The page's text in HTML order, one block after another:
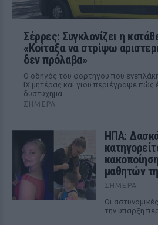
Σέρρες: Συγκλονίζει η
«Κοίταξα να στρίψω
δεν πρόλαβα»
Ο οδηγός του φορτηγού που
ΙΧ μητέρας και γιου περιέγραψε πώς
δυστύχημα.
ΣΉΜΕΡΑ
ΗΠΑ:
μαθητών
ΣΉΜΕΡΑ
Οι
την ύπαρξη